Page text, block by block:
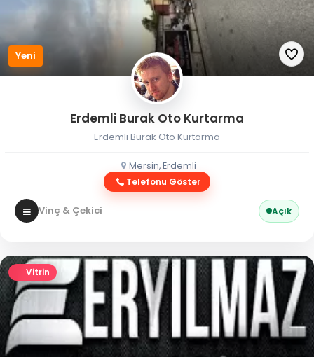
Yeni
Erdemli Burak Oto Kurtarma
Erdemli Burak Oto Kurtarma
Mersin, Erdemli
Telefonu Göster
Vinç & Çekici Açık
Vitrin